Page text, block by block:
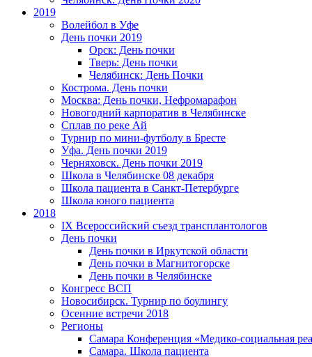
2019
Волейбол в Уфе
День почки 2019
Орск: День почки
Тверь: День почки
Челябинск: День Почки
Кострома. День почки
Москва: День почки, Нефромарафон
Новогодний карпоратив в Челябинске
Сплав по реке Ай
Турнир по мини-футболу в Бресте
Уфа. День почки 2019
Черняховск. День почки 2019
Школа в Челябинске 08 декабря
Школа пациента в Санкт-Петербурге
Школа юного пациента
2018
IX Всероссийский съезд трансплантологов
День почки
День почки в Иркутской области
День почки в Магнитогорске
День почки в Челябинске
Конгресс ВСП
Новосибирск. Турнир по боулингу
Осенние встречи 2018
Регионы
Самара Конференция «Медико-социальная
Самара. Школа пациента